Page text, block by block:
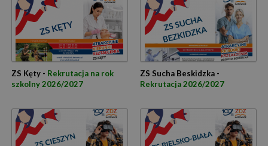
ZS Kęty - Rekrutacja na rok
szkolny 2026/2027
ZS Sucha Beskidzka -
Rekrutacja 2026/2027